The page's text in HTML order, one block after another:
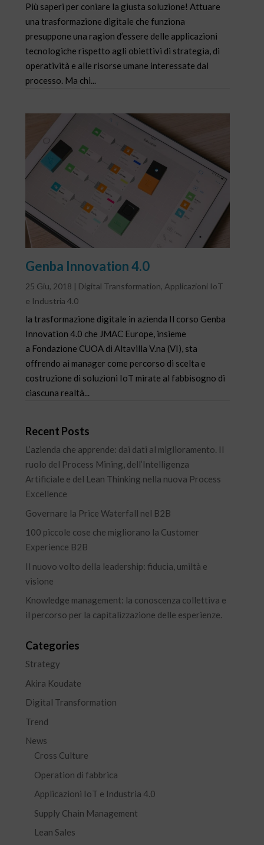
Più saperi per coniare la giusta soluzione! Attuare
una trasformazione digitale che funziona
presuppone una ragion d’essere delle applicazioni
tecnologiche rispetto agli obiettivi di strategia, di
operatività e alle risorse umane interessate dal
processo. Ma chi...
Genba Innovation 4.0
25 Giu, 2018 | Digital Transformation, Applicazioni IoT
e Industria 4.0
la trasformazione digitale in azienda Il corso Genba
Innovation 4.0 che JMAC Europe, insieme
a Fondazione CUOA di Altavilla V.na (VI), sta
offrendo ai manager come percorso di scelta e
costruzione di soluzioni IoT mirate al fabbisogno di
ciascuna realtà...
Recent Posts
L’azienda che apprende: dai dati al miglioramento. Il
ruolo del Process Mining, dell’Intelligenza
Artificiale e del Lean Thinking nella nuova Process
Excellence
Governare la Price Waterfall nel B2B
100 piccole cose che migliorano la Customer
Experience B2B
Il nuovo volto della leadership: fiducia, umiltà e
visione
Knowledge management: la conoscenza collettiva e
il percorso per la capitalizzazione delle esperienze.
Categories
Strategy
Akira Koudate
Digital Transformation
Trend
News
Cross Culture
Operation di fabbrica
Applicazioni IoT e Industria 4.0
Supply Chain Management
Lean Sales